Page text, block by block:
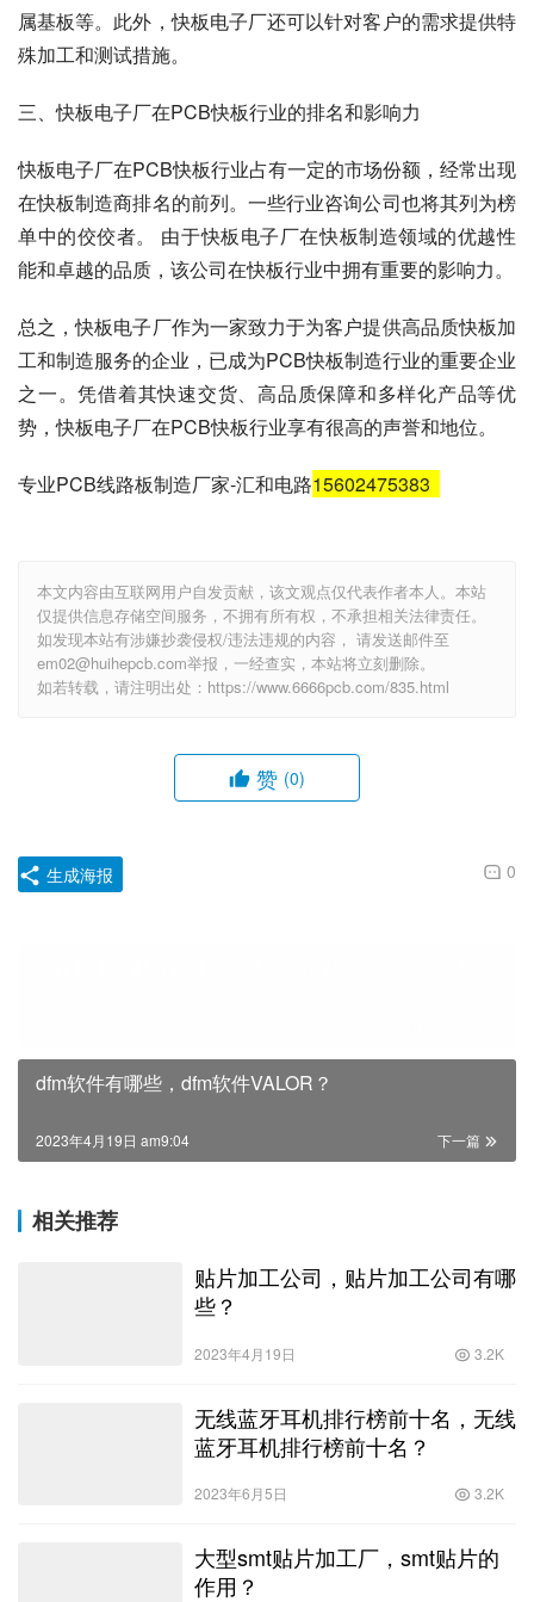
属基板等。此外，快板电子厂还可以针对客户的需求提供特
殊加工和测试措施。
三、快板电子厂在PCB快板行业的排名和影响力
快板电子厂在PCB快板行业占有一定的市场份额，经常出现
在快板制造商排名的前列。一些行业咨询公司也将其列为榜
单中的佼佼者。 由于快板电子厂在快板制造领域的优越性
能和卓越的品质，该公司在快板行业中拥有重要的影响力。
总之，快板电子厂作为一家致力于为客户提供高品质快板加
工和制造服务的企业，已成为PCB快板制造行业的重要企业
之一。凭借着其快速交货、高品质保障和多样化产品等优
势，快板电子厂在PCB快板行业享有很高的声誉和地位。
专业PCB线路板制造厂家-汇和电路15602475383
本文内容由互联网用户自发贡献，该文观点仅代表作者本人。本站
仅提供信息存储空间服务，不拥有所有权，不承担相关法律责任。
如发现本站有涉嫌抄袭侵权/违法违规的内容， 请发送邮件至
em02@huihepcb.com举报，一经查实，本站将立刻删除。
如若转载，请注明出处：https://www.6666pcb.com/835.html
赞 (0)
0
生成海报
dfm软件有哪些，dfm软件VALOR？
下一篇
2023年4月19日 am9:04
相关推荐
贴片加工公司，贴片加工公司有哪
些？
2023年4月19日 3.2K
无线蓝牙耳机排行榜前十名，无线
蓝牙耳机排行榜前十名？
2023年6月5日 3.2K
大型smt贴片加工厂，smt贴片的
作用？